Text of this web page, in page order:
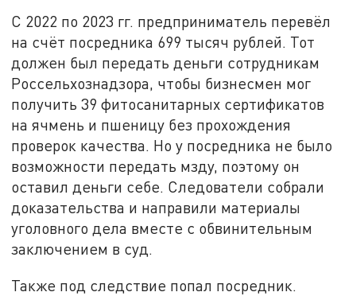
С 2022 по 2023 гг. предприниматель перевёл
на счёт посредника 699 тысяч рублей. Тот
должен был передать деньги сотрудникам
Россельхознадзора, чтобы бизнесмен мог
получить 39 фитосанитарных сертификатов
на ячмень и пшеницу без прохождения
проверок качества. Но у посредника не было
возможности передать мзду, поэтому он
оставил деньги себе. Следователи собрали
доказательства и направили материалы
уголовного дела вместе с обвинительным
заключением в суд.
Также под следствие попал посредник.